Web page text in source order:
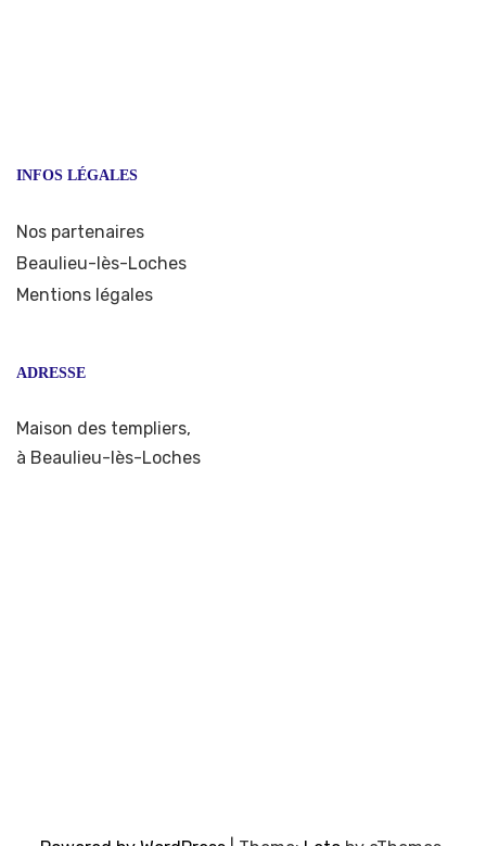
INFOS LÉGALES
Nos partenaires
Beaulieu-lès-Loches
Mentions légales
ADRESSE
Maison des templiers,
à Beaulieu-lès-Loches